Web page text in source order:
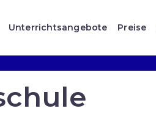
Unterrichtsangebote Preise